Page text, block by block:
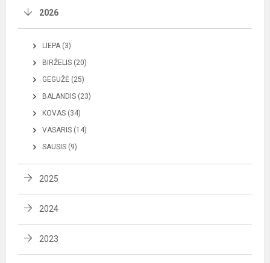
2026
LIEPA (3)
BIRŽELIS (20)
GEGUŽĖ (25)
BALANDIS (23)
KOVAS (34)
VASARIS (14)
SAUSIS (9)
2025
2024
2023